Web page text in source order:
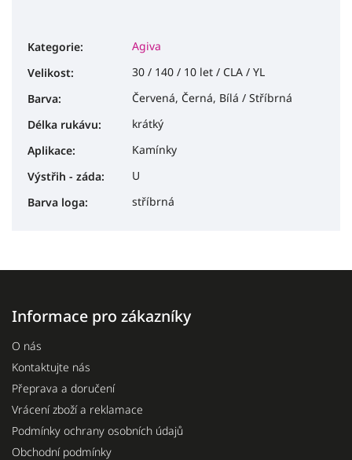
Kategorie:
Agiva
Velikost:
30 / 140 / 10 let / CLA / YL
Barva:
Červená, Černá, Bílá / Stříbrná
Délka rukávu:
krátký
Aplikace:
Kamínky
Výstřih - záda:
U
Barva loga: stříbrná
Informace pro zákazníky
O nás
Kontaktujte nás
Přeprava a doručení
Vrácení zboží a reklamace
Podmínky ochrany osobních údajů
Obchodní podmínky